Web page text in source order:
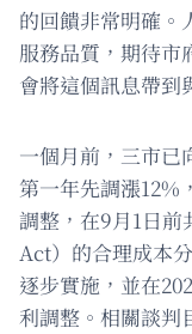
的回饋非常明確。
服務品質，期待市
會將這個訊息帶到
一個月前，三市已
第一年先調漲12%
調整，在9月1日
Act）的合理成本
逐步實施，並在
利調整。相關談判